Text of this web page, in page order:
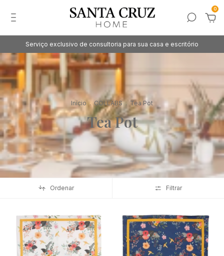
0
Serviço exclusivo de consultoria para sua casa e escritório
Início . COLLABS . Tea Pot
Tea Pot
Ordenar Filtrar